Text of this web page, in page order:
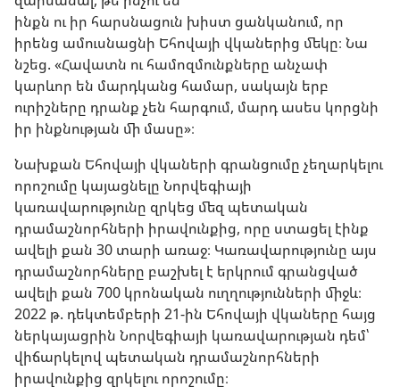
ինքն ու իր հարսնացուն խիստ ցանկանում, որ
իրենց ամուսնացնի Եհովայի վկաներից մեկը։ Նա
նշեց. «Հավատն ու համոզմունքները անչափ
կարևոր են մարդկանց համար, սակայն երբ
ուրիշները դրանք չեն հարգում, մարդ ասես կորցնի
իր ինքնության մի մասը»։
Նախքան Եհովայի վկաների գրանցումը չեղարկելու
որոշումը կայացնելը Նորվեգիայի
կառավարությունը զրկեց մեզ պետական
դրամաշնորհների իրավունքից, որը ստացել էինք
ավելի քան 30 տարի առաջ։ Կառավարությունը այս
դրամաշնորհները բաշխել է երկրում գրանցված
ավելի քան 700 կրոնական ուղղությունների միջև։
2022 թ. դեկտեմբերի 21-ին Եհովայի վկաները հայց
ներկայացրին Նորվեգիայի կառավարության դեմ՝
վիճարկելով պետական դրամաշնորհների
իրավունքից զրկելու որոշումը։